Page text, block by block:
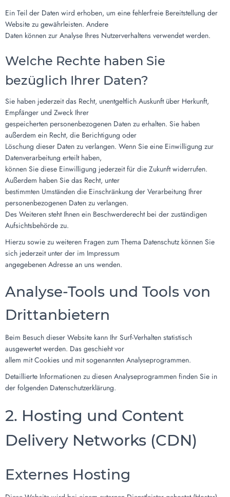
Ein Teil der Daten wird erhoben, um eine fehlerfreie Bereitstellung der
Website zu gewährleisten. Andere
Daten können zur Analyse Ihres Nutzerverhaltens verwendet werden.
Welche Rechte haben Sie
bezüglich Ihrer Daten?
Sie haben jederzeit das Recht, unentgeltlich Auskunft über Herkunft,
Empfänger und Zweck Ihrer
gespeicherten personenbezogenen Daten zu erhalten. Sie haben
außerdem ein Recht, die Berichtigung oder
Löschung dieser Daten zu verlangen. Wenn Sie eine Einwilligung zur
Datenverarbeitung erteilt haben,
können Sie diese Einwilligung jederzeit für die Zukunft widerrufen.
Außerdem haben Sie das Recht, unter
bestimmten Umständen die Einschränkung der Verarbeitung Ihrer
personenbezogenen Daten zu verlangen.
Des Weiteren steht Ihnen ein Beschwerderecht bei der zuständigen
Aufsichtsbehörde zu.
Hierzu sowie zu weiteren Fragen zum Thema Datenschutz können Sie
sich jederzeit unter der im Impressum
angegebenen Adresse an uns wenden.
Analyse-Tools und Tools von
Drittanbietern
Beim Besuch dieser Website kann Ihr Surf-Verhalten statistisch
ausgewertet werden. Das geschieht vor
allem mit Cookies und mit sogenannten Analyseprogrammen.
Detaillierte Informationen zu diesen Analyseprogrammen finden Sie in
der folgenden Datenschutzerklärung.
2. Hosting und Content
Delivery Networks (CDN)
Externes Hosting